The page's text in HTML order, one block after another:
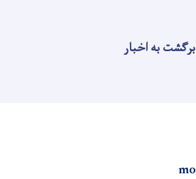
برگشت به اخبار